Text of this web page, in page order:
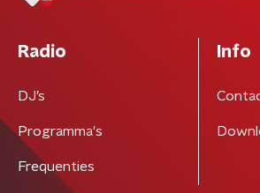
Radio
DJ’s
Programma's
Frequenties
Info